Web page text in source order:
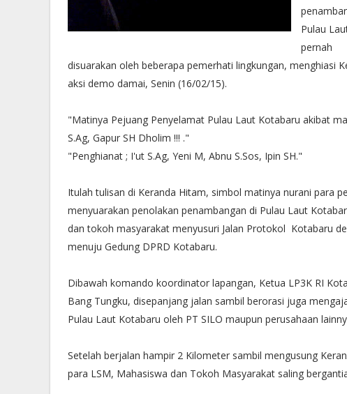
Pulau
pernah
disuarakan oleh beberapa pemerhati lingkungan, menghiasi
aksi demo damai, Senin (16/02/15).
"Matinya Pejuang Penyelamat Pulau Laut Kotabaru akibat
S.Ag, Gapur SH Dholim !!! ."
"Penghianat ; I'ut S.Ag, Yeni M, Abnu S.Sos, Ipin SH."
Itulah tulisan di Keranda Hitam, simbol matinya nurani para
menyuarakan penolakan penambangan di Pulau Laut
dan tokoh masyarakat menyusuri Jalan Protokol Kotabaru
menuju Gedung DPRD Kotabaru.
Dibawah komando koordinator lapangan, Ketua LP3K RI
Bang Tungku, disepanjang jalan sambil berorasi juga
Pulau Laut Kotabaru oleh PT SILO maupun perusahaan
Setelah berjalan hampir 2 Kilometer sambil mengusung
para LSM, Mahasiswa dan Tokoh Masyarakat saling